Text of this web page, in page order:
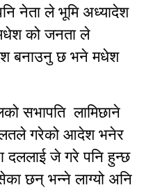
नेता ले भूमि अध्यादेश
को जनता ले
बनाउनु छ भने मधेश
सभापति लामिछाने
गरेको आदेश भनेर
दललाई जे गरे पनि हुन्छ
छन् भन्ने लाग्यो अनि